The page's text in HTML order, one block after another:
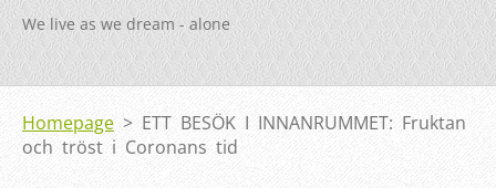
We live as we dream - alone
Homepage > ETT BESÖK I INNANRUMMET: Fruktan
och tröst i Coronans tid